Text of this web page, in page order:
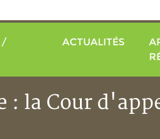
/
ACTUALITÉS
: la Cour